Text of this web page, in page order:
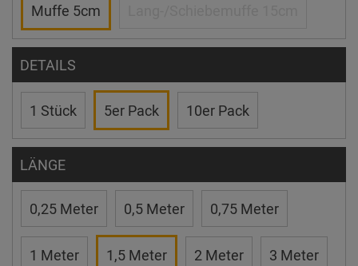
Muffe 5cm
DETAILS
1 Stück 5er Pack 10er Pack
LÄNGE
0,25 Meter 0,5 Meter 0,75 Meter
1 Meter 1,5 Meter 2 Meter 3 Meter